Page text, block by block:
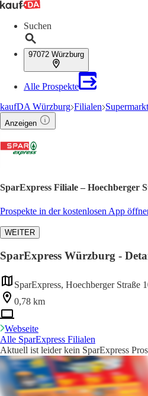
Suchen
97072 Würzburg
Alle Prospekte
kaufDA Würzburg Filialen
Anzeigen
SparExpress Filiale – Hoechberger
Prospekte in der kostenlosen App
WEITER
SparExpress Würzburg -
SparExpress, Hoechberger Straße
0,78 km
Webseite
Alle SparExpress Filialen
Aktuell ist leider kein SparExpress